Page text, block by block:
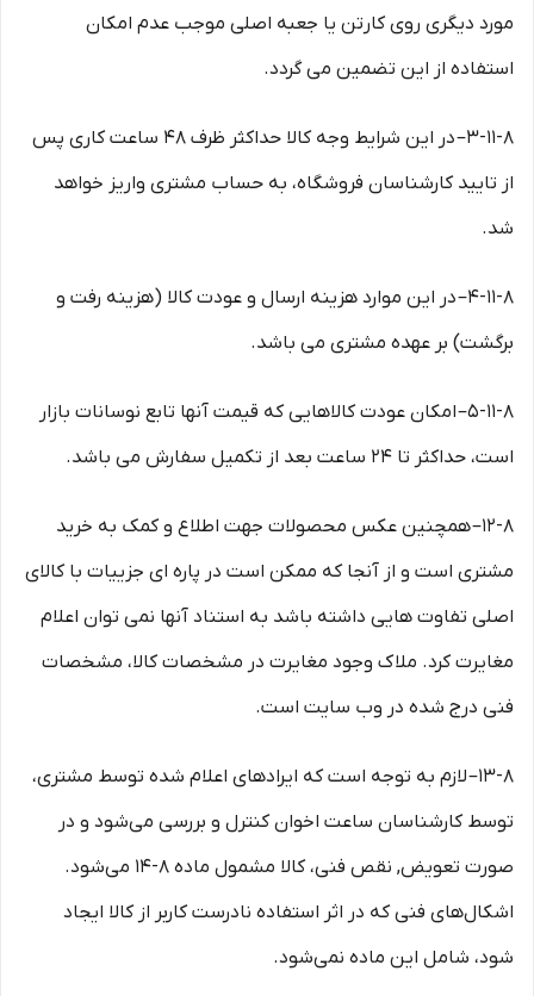
مورد دیگری روی کارتن یا جعبه اصلی موجب عدم امکان
استفاده از این تضمین می گردد.
۳-۱۱-۸– در این شرایط وجه کالا حداکثر ظرف ۴۸ ساعت کاری پس
از تایید کارشناسان فروشگاه، به حساب مشتری واریز خواهد
شد.
۴-۱۱-۸– در این موارد هزینه ارسال و عودت کالا (هزینه رفت و
برگشت) بر عهده مشتری می باشد.
۵-۱۱-۸– امکان عودت کالاهایی که قیمت آنها تابع نوسانات بازار
است، حداکثر تا ۲۴ ساعت بعد از تکمیل سفارش می باشد.
۱۲-۸– همچنین عکس محصولات جهت اطلاع و کمک به خرید
مشتری است و از آنجا که ممکن است در پاره ای جزییات با کالای
اصلی تفاوت هایی داشته باشد به استناد آنها نمی توان اعلام
مغایرت کرد. ملاک وجود مغایرت در مشخصات کالا، مشخصات
فنی درج شده در وب سایت است.
۱۳-۸– لازم به توجه است که ایرادهای اعلام شده توسط مشتری،
توسط کارشناسان ساعت اخوان کنترل و بررسی می‏‌شود و در
صورت تعویض, نقص فنی، کالا مشمول ماده ۸-۱۴ می‏‌شود.
اشکال‏‌های فنی که در اثر استفاده نادرست کاربر از کالا ایجاد
شود، شامل این ماده نمی‌‏شود.